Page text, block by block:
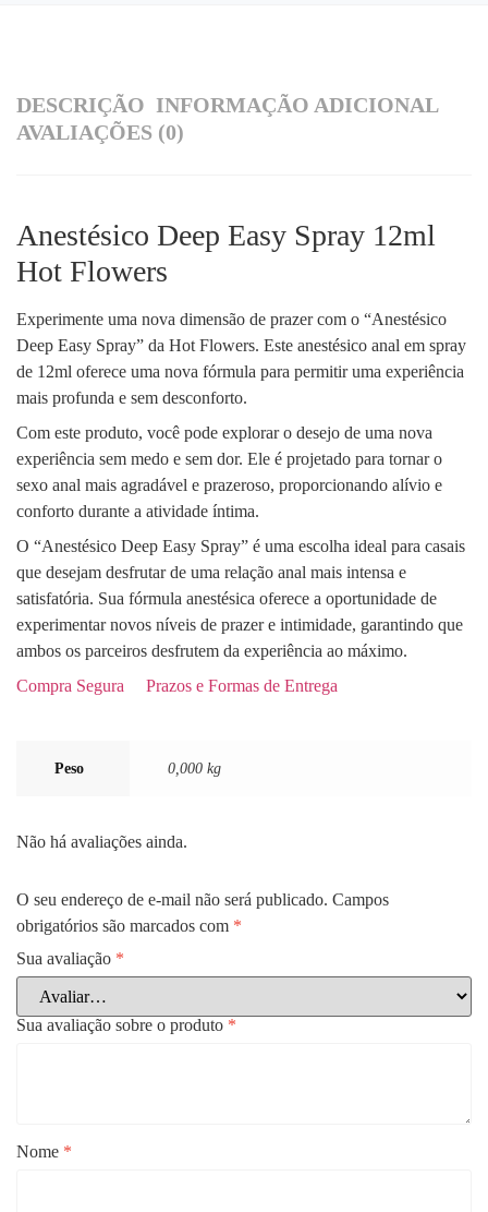
DESCRIÇÃO INFORMAÇÃO ADICIONAL
AVALIAÇÕES (0)
Anestésico Deep Easy Spray 12ml
Hot Flowers
Experimente uma nova dimensão de prazer com o “Anestésico
Deep Easy Spray” da Hot Flowers. Este anestésico anal em spray
de 12ml oferece uma nova fórmula para permitir uma experiência
mais profunda e sem desconforto.
Com este produto, você pode explorar o desejo de uma nova
experiência sem medo e sem dor. Ele é projetado para tornar o
sexo anal mais agradável e prazeroso, proporcionando alívio e
conforto durante a atividade íntima.
O “Anestésico Deep Easy Spray” é uma escolha ideal para casais
que desejam desfrutar de uma relação anal mais intensa e
satisfatória. Sua fórmula anestésica oferece a oportunidade de
experimentar novos níveis de prazer e intimidade, garantindo que
ambos os parceiros desfrutem da experiência ao máximo.
Compra Segura
Prazos e Formas de Entrega
Peso 0,000 kg
Não há avaliações ainda.
O seu endereço de e-mail não será publicado. Campos
obrigatórios são marcados com *
Sua avaliação *
Sua avaliação sobre o produto *
Nome *